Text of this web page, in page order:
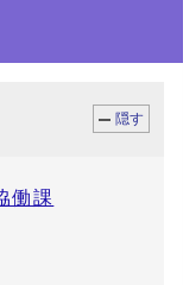
隠す
働課